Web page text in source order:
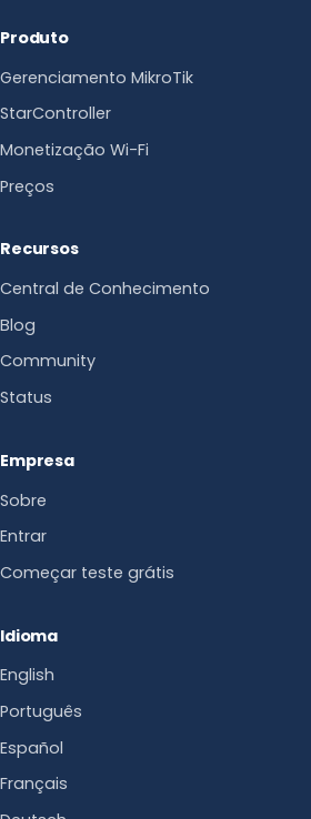
Produto
Gerenciamento MikroTik
StarController
Monetização Wi-Fi
Preços
Recursos
Central de Conhecimento
Blog
Community
Status
Empresa
Sobre
Entrar
Começar teste grátis
Idioma
English
Português
Español
Français